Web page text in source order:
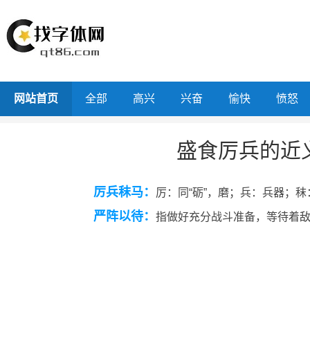
网站首页 全部 高兴 兴奋 愉快 愤怒
盛食厉兵的近
厉兵秣马： 厉：同“砺”，磨；兵：兵器；
严阵以待： 指做好充分战斗准备，等待着